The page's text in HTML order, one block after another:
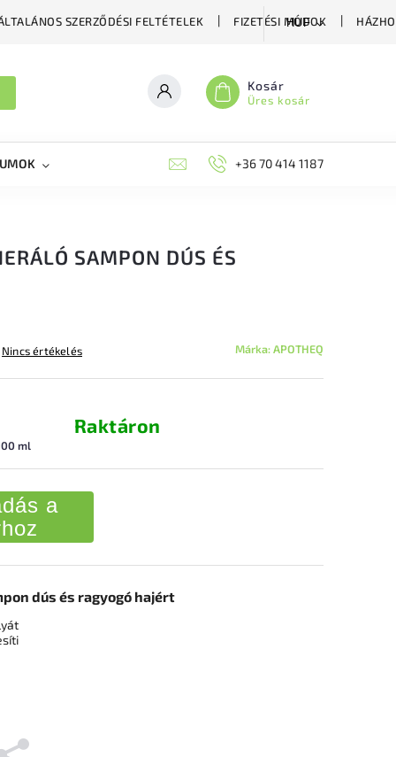
SZERZŐDÉSI FELTÉTELEK FIZETÉSI MÓDOK
HUF
Kosár
Üres kosár
BLOG MÉHÉSZETI
+36 70 414 1187
SAMPON DÚS ÉS
Nincs értékelés Márka:APOTHEQ
ml
Raktáron
a
dús és ragyogó hajért